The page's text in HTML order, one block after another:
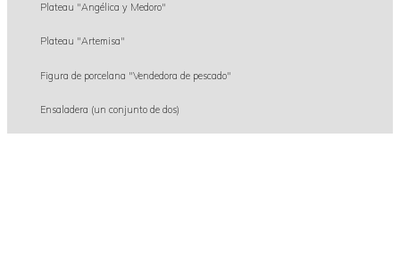
Plateau "Angélica y Medoro"
Plateau "Artemisa"
Figura de porcelana "Vendedora de pescado"
Ensaladera (un conjunto de dos)